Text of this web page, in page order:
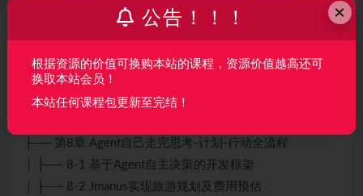
│ ├── 7-12 费用统筹节点判断旅游花费是否超支
│ ├── 7-14 Graph节点和大模型互动并json输出
│ ├── 7-15 测试 Graph多节点旅游规划及费用预估
│ └── 7-16 vs面试官入局高薪Ai应用领域 [图文]
├── 第8章 Agent自己走完思考-计划-行动全流程
│ ├── 8-1 基于Agent自主决策的开发框架
│ ├── 8-2 Jmanus实现旅游规划及费用预估
×
公告！！！
根据资源的价值可换购本站的课程，资源价值越高还可
换取本站会员！
本站任何课程包更新至完结！